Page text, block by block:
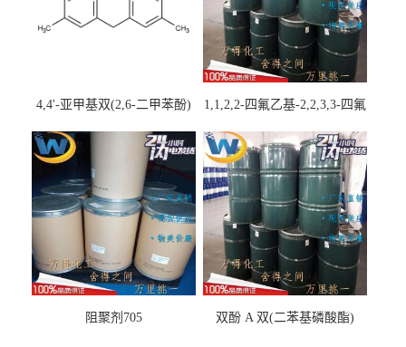
4,4'-亚甲基双(2,6-二甲苯酚)
1,1,2,2-四氟乙基-2,2,3,3-四氟
阻聚剂705 双酚 A 双(二苯基磷酸酯)